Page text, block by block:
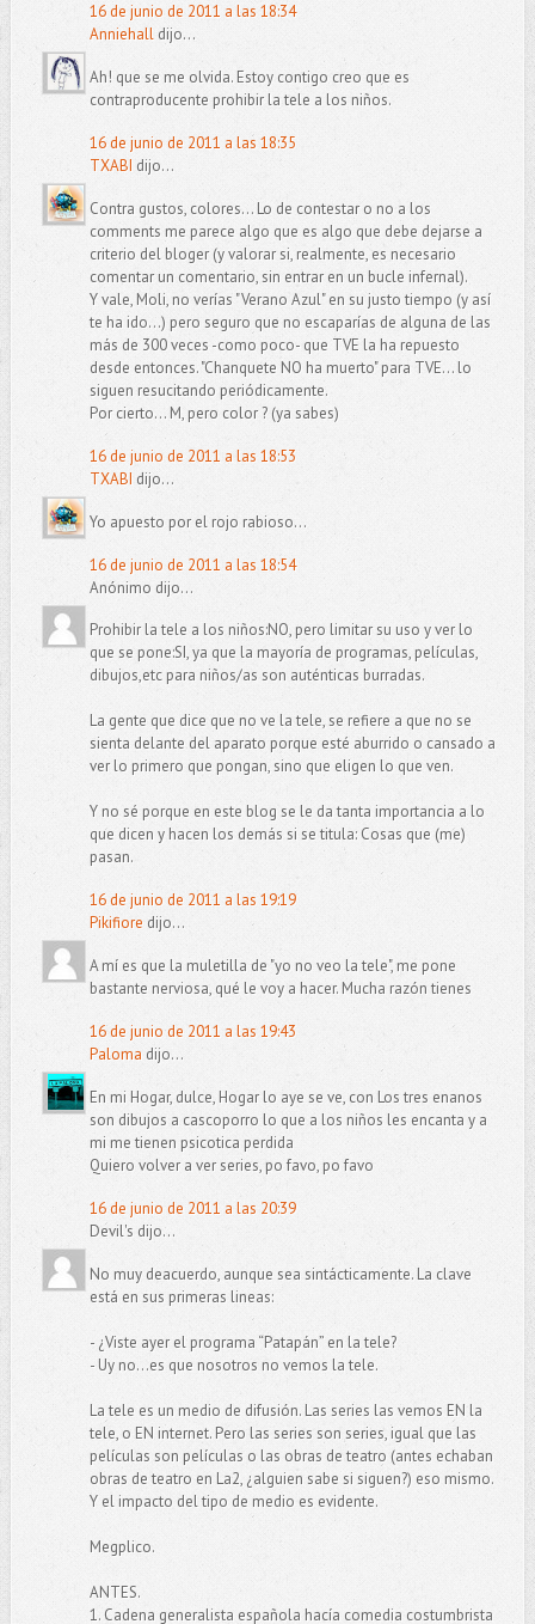
16 de junio de 2011 a las 18:34
Anniehalldijo...
Ah! que se me olvida. Estoy contigo creo que es
contraproducente prohibir la tele a los niños.
16 de junio de 2011 a las 18:35
TXABI dijo...
Contra gustos, colores... Lo de contestar o no a los
comments me parece algo que es algo que debe dejarse a
criterio del bloger (y valorar si, realmente, es necesario
comentar un comentario, sin entrar en un bucle infernal).
Y vale, Moli, no verías "Verano Azul" en su justo tiempo (y así
te ha ido...) pero seguro que no escaparías de alguna de las
más de 300 veces -como poco- que TVE la ha repuesto
desde entonces. "Chanquete NO ha muerto" para TVE... lo
siguen resucitando periódicamente.
Por cierto... M, pero color ? (ya sabes)
16 de junio de 2011 a las 18:53
TXABI dijo...
Yo apuesto por el rojo rabioso...
16 de junio de 2011 a las 18:54
Anónimo dijo...
Prohibir la tele a los niños:NO, pero limitar su uso y ver lo
que se pone:SI, ya que la mayoría de programas, películas,
dibujos,etc para niños/as son auténticas burradas.
La gente que dice que no ve la tele, se refiere a que no se
sienta delante del aparato porque esté aburrido o cansado a
ver lo primero que pongan, sino que eligen lo que ven.
Y no sé porque en este blog se le da tanta importancia a lo
que dicen y hacen los demás si se titula: Cosas que (me)
pasan.
16 de junio de 2011 a las 19:19
Pikifiore dijo...
A mí es que la muletilla de "yo no veo la tele", me pone
bastante nerviosa, qué le voy a hacer. Mucha razón tienes
16 de junio de 2011 a las 19:43
Paloma dijo...
En mi Hogar, dulce, Hogar lo aye se ve, con Los tres enanos
son dibujos a cascoporro lo que a los niños les encanta y a
mi me tienen psicotica perdida
Quiero volver a ver series, po favo, po favo
16 de junio de 2011 a las 20:39
Devil's dijo...
No muy deacuerdo, aunque sea sintácticamente. La clave
está en sus primeras lineas:
- ¿Viste ayer el programa “Patapán” en la tele?
- Uy no...es que nosotros no vemos la tele.
La tele es un medio de difusión. Las series las vemos EN la
tele, o EN internet. Pero las series son series, igual que las
películas son películas o las obras de teatro (antes echaban
obras de teatro en La2, ¿alguien sabe si siguen?) eso mismo.
Y el impacto del tipo de medio es evidente.
Megplico.
ANTES.
1. Cadena generalista española hacía comedia costumbrista